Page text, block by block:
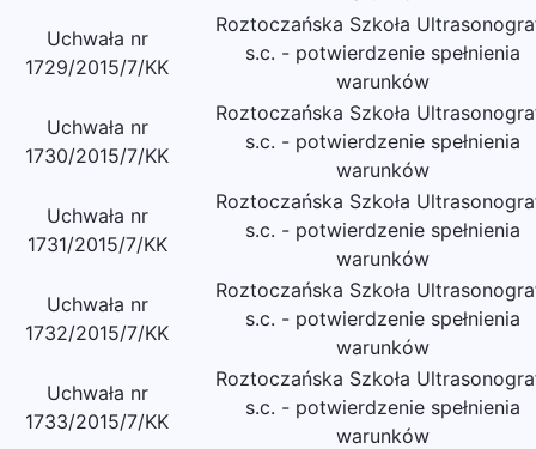
Uchwała nr
1729/2015/7/KK
Roztoczańska Szkoła
s.c. - potwierdzenie spełnienia
warunków
Uchwała nr
1730/2015/7/KK
Roztoczańska Szkoła
s.c. - potwierdzenie spełnienia
warunków
Uchwała nr
1731/2015/7/KK
Roztoczańska Szkoła
s.c. - potwierdzenie spełnienia
warunków
Uchwała nr
1732/2015/7/KK
Roztoczańska Szkoła
s.c. - potwierdzenie spełnienia
warunków
Uchwała nr
1733/2015/7/KK
Roztoczańska Szkoła
s.c. - potwierdzenie spełnienia
warunków